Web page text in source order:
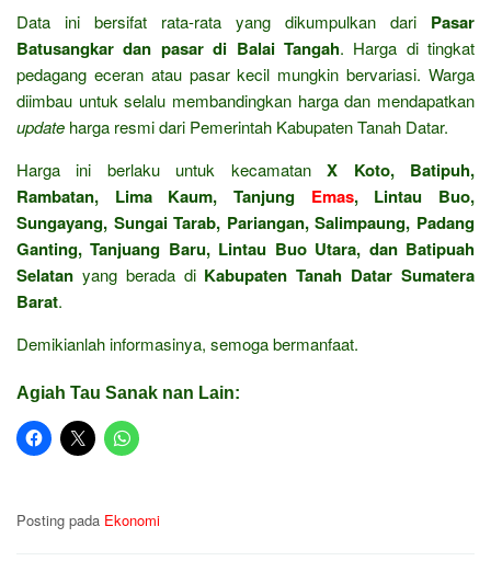
Data ini bersifat rata-rata yang dikumpulkan dari Pasar
Batusangkar dan pasar di Balai Tangah. Harga di tingkat
pedagang eceran atau pasar kecil mungkin bervariasi. Warga
diimbau untuk selalu membandingkan harga dan mendapatkan
update harga resmi dari Pemerintah Kabupaten Tanah Datar.
Harga ini berlaku untuk kecamatanX Koto, Batipuh,
Rambatan, Lima Kaum, Tanjung Emas, Lintau Buo,
Sungayang, Sungai Tarab, Pariangan, Salimpaung, Padang
Ganting, Tanjuang Baru, Lintau Buo Utara, dan Batipuah
Selatan yang berada di Kabupaten Tanah Datar Sumatera
Barat.
Demikianlah informasinya, semoga bermanfaat.
Agiah Tau Sanak nan Lain:
Posting pada Ekonomi